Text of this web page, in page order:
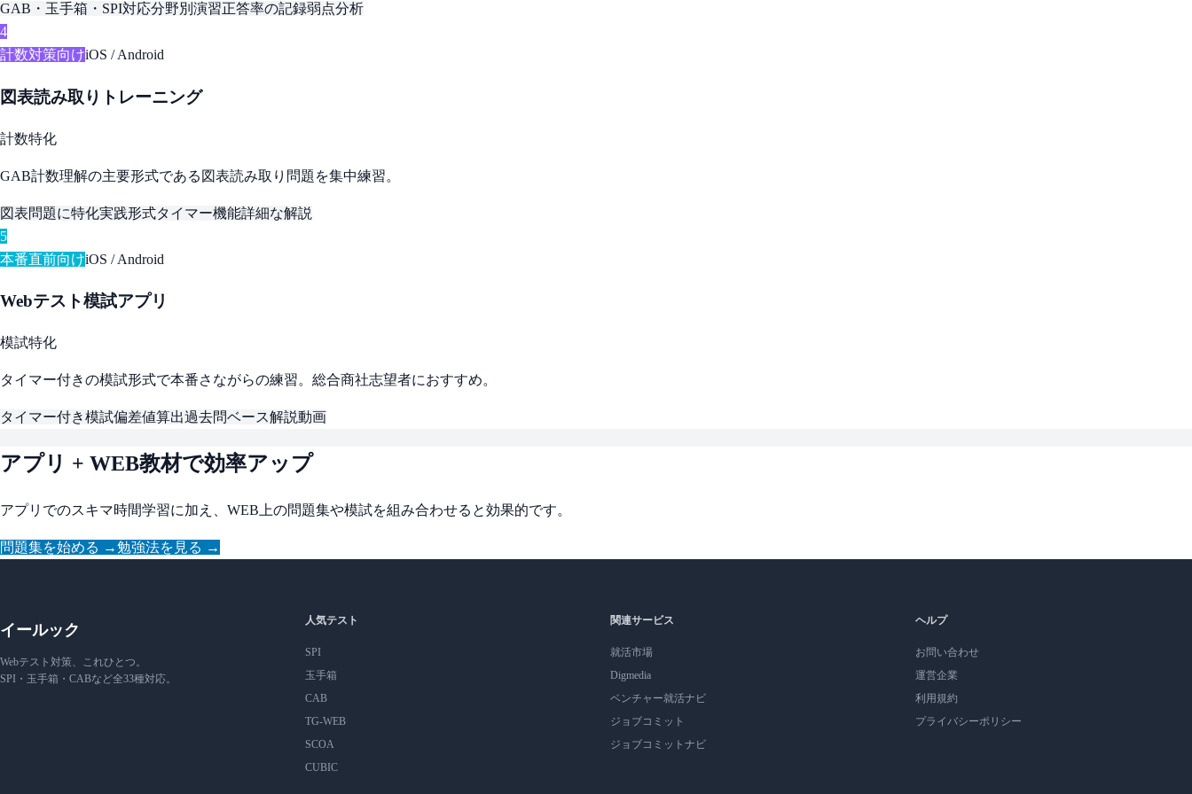
GAB・玉手箱・SPI対応分野別演習正答率の記録弱点分析
4
計数対策向けiOS / Android
図表読み取りトレーニング
計数特化
GAB計数理解の主要形式である図表読み取り問題を集中練習。
図表問題に特化実践形式タイマー機能詳細な解説
5
本番直前向けiOS / Android
Webテスト模試アプリ
模試特化
タイマー付きの模試形式で本番さながらの練習。総合商社志望者におすすめ。
タイマー付き模試偏差値算出過去問ベース解説動画
アプリ + WEB教材で効率アップ
アプリでのスキマ時間学習に加え、WEB上の問題集や模試を組み合わせると効果的です。
問題集を始める →勉強法を見る →
イールック
Webテスト対策、これひとつ。
SPI・玉手箱・CABなど全33種対応。
人気テスト
SPI
玉手箱
CAB
TG-WEB
SCOA
CUBIC
関連サービス
就活市場
Digmedia
ベンチャー就活ナビ
ジョブコミット
ジョブコミットナビ
ヘルプ
お問い合わせ
運営企業
利用規約
プライバシーポリシー